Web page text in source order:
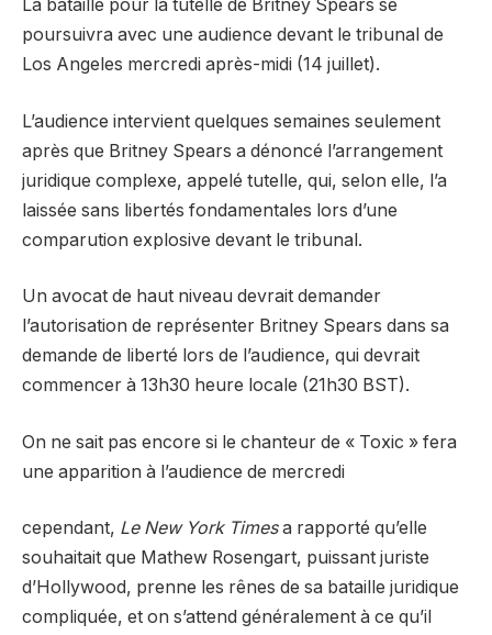
La bataille pour la tutelle de Britney Spears se
poursuivra avec une audience devant le tribunal de
Los Angeles mercredi après-midi (14 juillet).
L’audience intervient quelques semaines seulement
après que Britney Spears a dénoncé l’arrangement
juridique complexe, appelé tutelle, qui, selon elle, l’a
laissée sans libertés fondamentales lors d’une
comparution explosive devant le tribunal.
Un avocat de haut niveau devrait demander
l’autorisation de représenter Britney Spears dans sa
demande de liberté lors de l’audience, qui devrait
commencer à 13h30 heure locale (21h30 BST).
On ne sait pas encore si le chanteur de « Toxic » fera
une apparition à l’audience de mercredi
cependant, Le New York Timesa rapporté qu’elle
souhaitait que Mathew Rosengart, puissant juriste
d’Hollywood, prenne les rênes de sa bataille juridique
compliquée, et on s’attend généralement à ce qu’il